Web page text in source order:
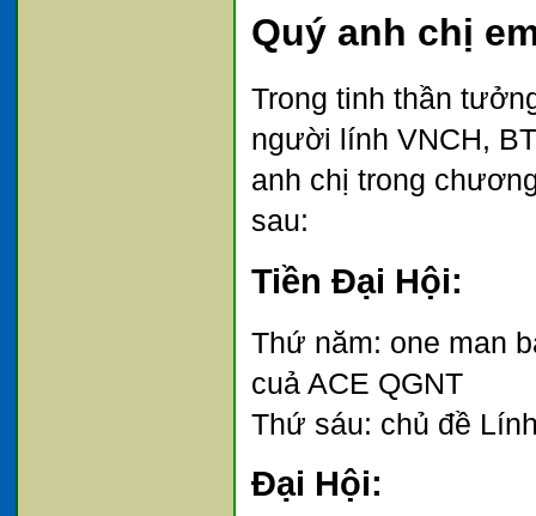
Quý anh chị
Trong tinh thần
người lính VNCH,
anh chị trong
sau:
Tiền Đại Hội:
Thứ năm: one man
cuả ACE QGNT
Thứ sáu: chủ đề
Đại Hội: